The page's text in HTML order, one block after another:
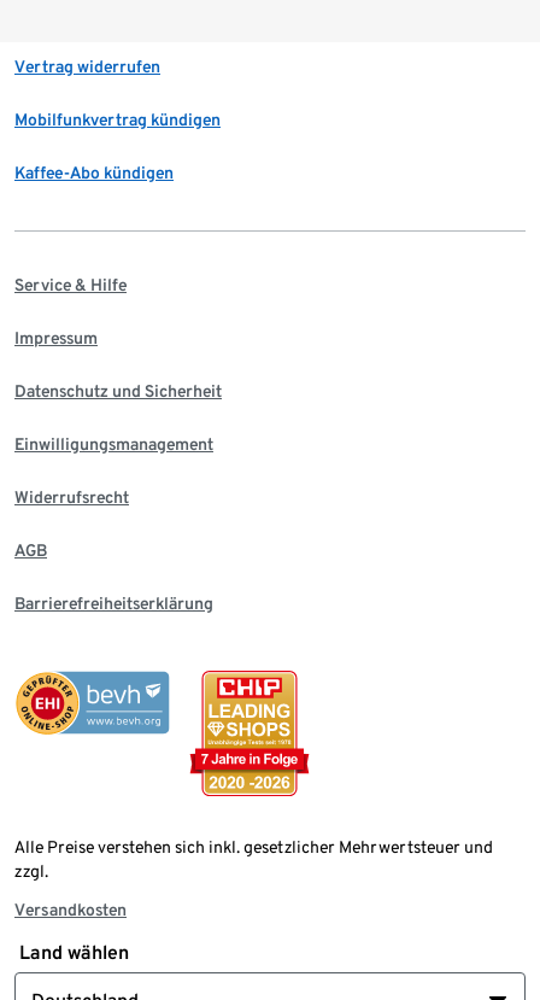
Vertrag widerrufen
Mobilfunkvertrag kündigen
Kaffee-Abo kündigen
Service & Hilfe
Impressum
Datenschutz und Sicherheit
Einwilligungsmanagement
Widerrufsrecht
AGB
Barrierefreiheitserklärung
Alle Preise verstehen sich inkl. gesetzlicher Mehrwertsteuer und
zzgl.
Versandkosten
Land wählen